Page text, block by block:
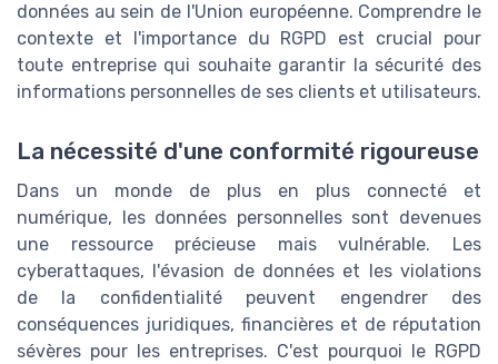
données au sein de l'Union européenne. Comprendre le
contexte et l'importance du RGPD est crucial pour
toute entreprise qui souhaite garantir la sécurité des
informations personnelles de ses clients et utilisateurs.
La nécessité d'une conformité rigoureuse
Dans un monde de plus en plus connecté et
numérique, les données personnelles sont devenues
une ressource précieuse mais vulnérable. Les
cyberattaques, l'évasion de données et les violations
de la confidentialité peuvent engendrer des
conséquences juridiques, financières et de réputation
sévères pour les entreprises. C'est pourquoi le RGPD